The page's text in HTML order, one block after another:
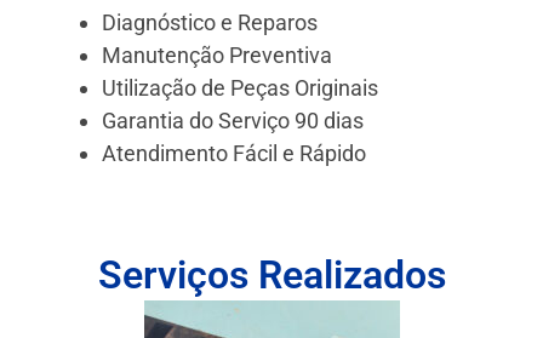
Diagnóstico e Reparos
Manutenção Preventiva
Utilização de Peças Originais
Garantia do Serviço 90 dias
Atendimento Fácil e Rápido
Serviços Realizados